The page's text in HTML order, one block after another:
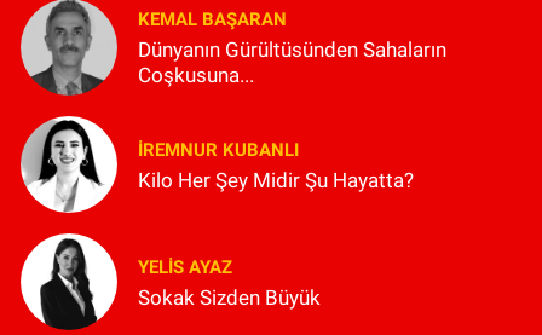
KEMAL BAŞARAN
Dünyanın Gürültüsünden Sahaların
Coşkusuna...
İREMNUR KUBANLI
Kilo Her Şey Midir Şu Hayatta?
YELIS AYAZ
Sokak Sizden Büyük